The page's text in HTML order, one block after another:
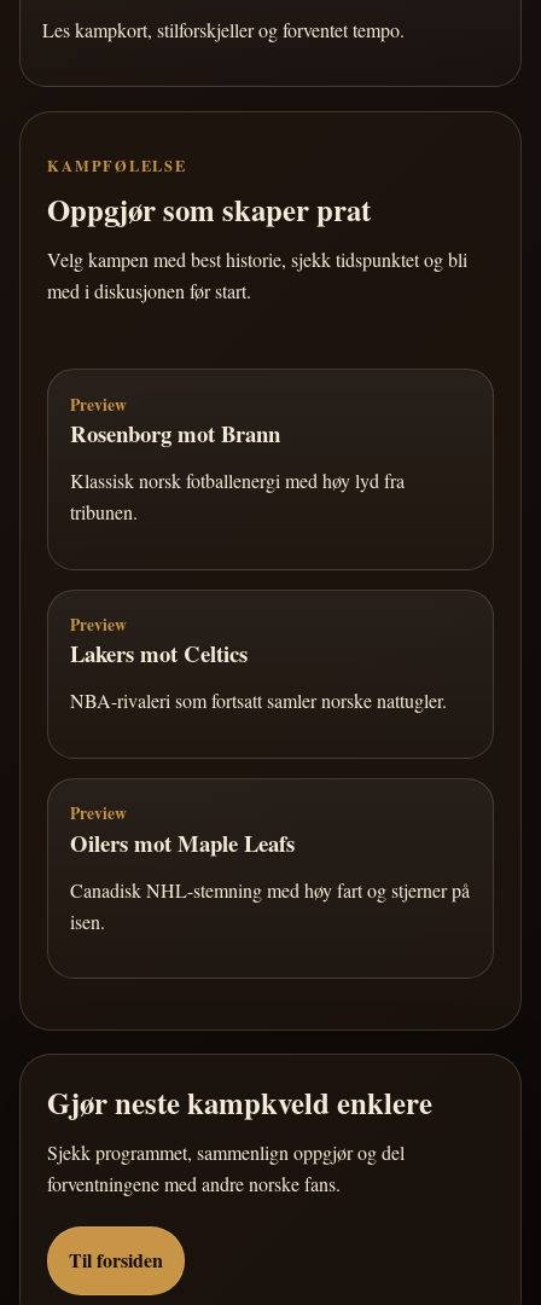
Les kampkort, stilforskjeller og forventet tempo.
KAMPFØLELSE
Oppgjør som skaper prat
Velg kampen med best historie, sjekk tidspunktet og bli
med i diskusjonen før start.
Preview
Rosenborg mot Brann
Klassisk norsk fotballenergi med høy lyd fra
tribunen.
Preview
Lakers mot Celtics
NBA-rivaleri som fortsatt samler norske nattugler.
Preview
Oilers mot Maple Leafs
Canadisk NHL-stemning med høy fart og stjerner på
isen.
Gjør neste kampkveld enklere
Sjekk programmet, sammenlign oppgjør og del
forventningene med andre norske fans.
Til forsiden